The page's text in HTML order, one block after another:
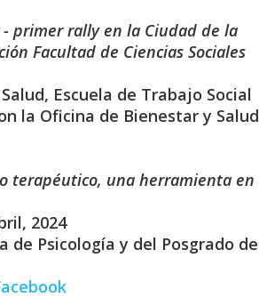
primer rally en la Ciudad de la
Facultad de Ciencias Sociales
Escuela de Trabajo Social
la Oficina de Bienestar y Salud
terapéutico, una herramienta en
2024
de Psicología y del Posgrado de